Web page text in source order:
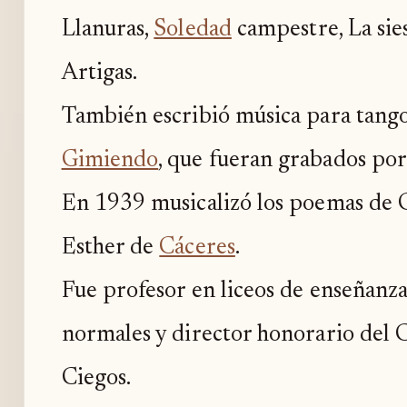
Llanuras, Soledadcampestre, La
Artigas.
También escribió música para
Gimiendo, que fueran grabados
En 1939 musicalizó los poemas de
Esther de Cáceres.
Fue profesor en liceos de
normales y director honorario del
Ciegos.